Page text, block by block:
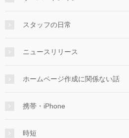
スタッフの日常
ニュースリリース
ホームページ作成に関係ない話
携帯・iPhone
時短